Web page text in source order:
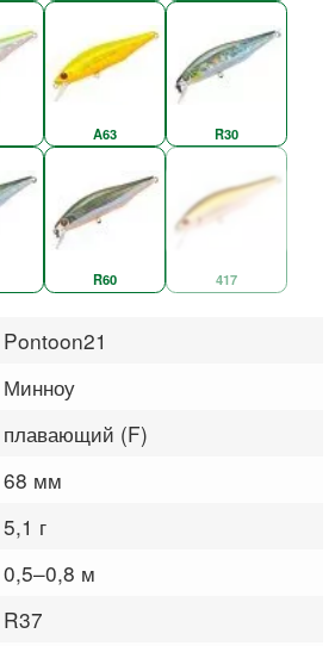
A63 R30
R60 417
Pontoon21
Минноу
плавающий (F)
68 мм
5,1 г
0,5–0,8 м
R37